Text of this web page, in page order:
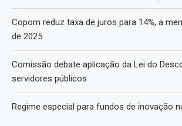
Copom reduz taxa de juros para 14%, a
de 2025
Comissão debate aplicação da Lei do
servidores públicos
Regime especial para fundos de inovação